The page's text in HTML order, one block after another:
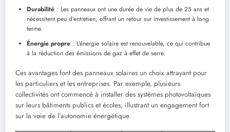
Durabilité : Les panneaux ont une durée de vie de plus de 25 ans et
nécessitent peu d’entretien, offrant un retour sur investissement à long
terme.
Énergie propre : L’énergie solaire est renouvelable, ce qui contribue
à la réduction des émissions de gaz à effet de serre.
Ces avantages font des panneaux solaires un choix attrayant pour
les particuliers et les entreprises. Par exemple, plusieurs
collectivités ont commencé à installer des systèmes photovoltaïques
sur leurs bâtiments publics et écoles, illustrant un engagement fort
sur la voie de l’autonomie énergétique.